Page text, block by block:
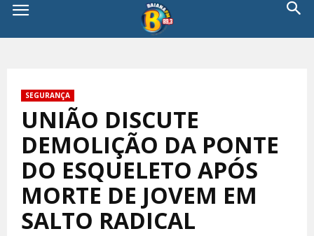
SEGURANÇA
UNIÃO DISCUTE
DEMOLIÇÃO DA PONTE
DO ESQUELETO APÓS
MORTE DE JOVEM EM
SALTO RADICAL